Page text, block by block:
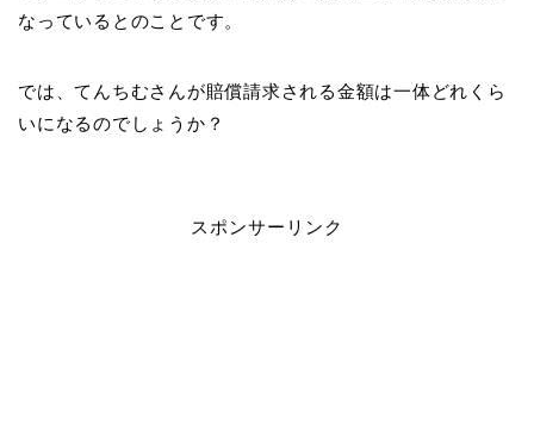
なっているとのことです。
では、てんちむさんが賠償請求される金額は一体どれくら
いになるのでしょうか？
スポンサーリンク